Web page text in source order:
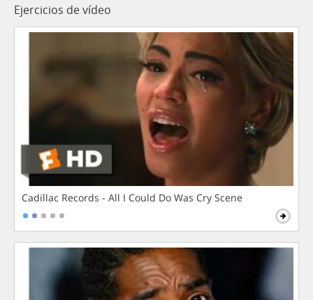
Ejercicios de vídeo
Cadillac Records - All I Could Do Was Cry Scene